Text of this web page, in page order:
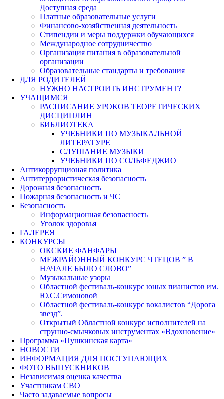
Доступная среда
Платные образовательные услуги
Финансово-хозяйственная деятельность
Стипендии и меры поддержки обучающихся
Международное сотрудничество
Организация питания в образовательной
организации
Образовательные стандарты и требования
ДЛЯ РОДИТЕЛЕЙ
НУЖНО НАСТРОИТЬ ИНСТРУМЕНТ?
УЧАЩИМСЯ
РАСПИСАНИЕ УРОКОВ ТЕОРЕТИЧЕСКИХ
ДИСЦИПЛИН
БИБЛИОТЕКА
УЧЕБНИКИ ПО МУЗЫКАЛЬНОЙ
ЛИТЕРАТУРЕ
СЛУШАНИЕ МУЗЫКИ
УЧЕБНИКИ ПО СОЛЬФЕДЖИО
Антикоррупционая политика
Антитеррористическая безопасность
Дорожная безопасность
Пожарная безопасность и ЧС
Безопасность
Информационная безопасность
Уголок здоровья
ГАЛЕРЕЯ
КОНКУРСЫ
ОКСКИЕ ФАНФАРЫ
МЕЖРАЙОННЫЙ КОНКУРС ЧТЕЦОВ ” В
НАЧАЛЕ БЫЛО СЛОВО”
Музыкальные узоры
Областной фестиваль-конкурс юных пианистов им.
Ю.С.Симоновой
Областной фестиваль-конкурс вокалистов “Дорога
звезд”.
Открытый Областной конкурс исполнителей на
струнно-смычковых инструментах «Вдохновение»
Программа «Пушкинская карта»
НОВОСТИ
ИНФОРМАЦИЯ ДЛЯ ПОСТУПАЮЩИХ
ФОТО ВЫПУСКНИКОВ
Независимая оценка качества
Участникам СВО
Часто задаваемые вопросы